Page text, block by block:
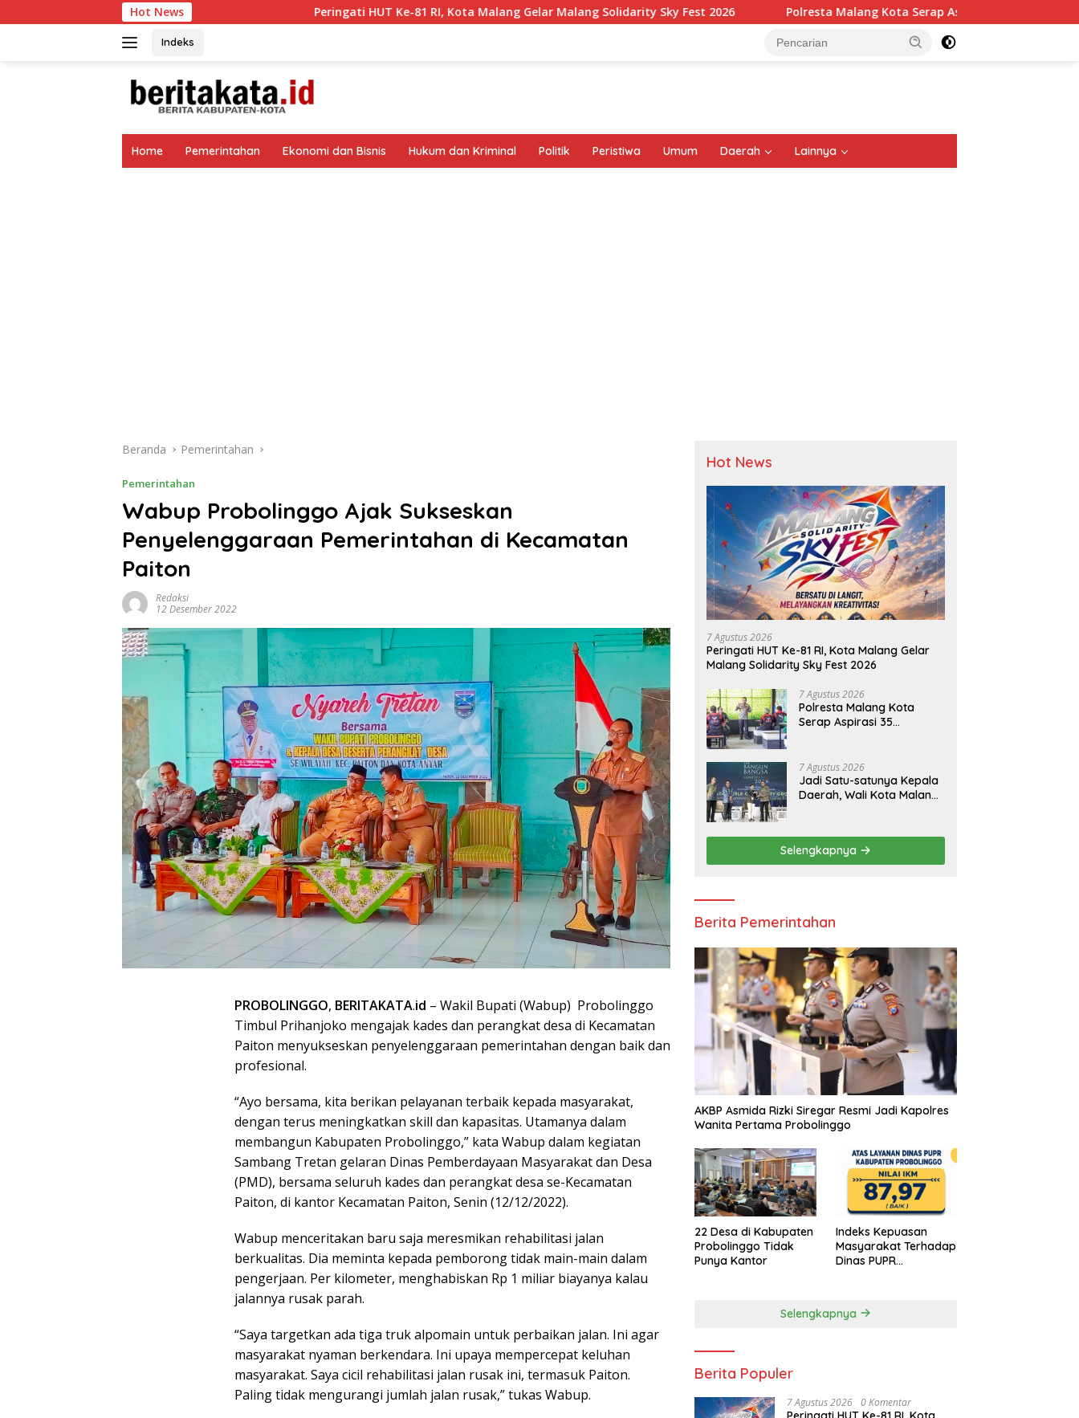
ke
Hot NewsPeringati HUT Ke-81 RI, Kota Malang Gelar Malang Solidarity Sky Fest 2026 Polresta Malang Kota Serap Aspirasi 35 Komunitas Ojol: Bahas Lalu Lintas,
Indeks
Home Pemerintahan Ekonomi dan Bisnis Hukum dan Kriminal Politik Peristiwa Umum Daerah Lainnya
Beranda Pemerintahan
Pemerintahan
Wabup Probolinggo Ajak Sukseskan
Penyelenggaraan Pemerintahan di Kecamatan
Paiton
Redaksi
12 Desember 2022
PROBOLINGGO, BERITAKATA.id – Wakil Bupati (Wabup) Probolinggo
Timbul Prihanjoko mengajak kades dan perangkat desa di Kecamatan
Paiton menyukseskan penyelenggaraan pemerintahan dengan baik dan
profesional.
“Ayo bersama, kita berikan pelayanan terbaik kepada masyarakat,
dengan terus meningkatkan skill dan kapasitas. Utamanya dalam
membangun Kabupaten Probolinggo,” kata Wabup dalam kegiatan
Sambang Tretan gelaran Dinas Pemberdayaan Masyarakat dan Desa
(PMD), bersama seluruh kades dan perangkat desa se-Kecamatan
Paiton, di kantor Kecamatan Paiton, Senin (12/12/2022).
Wabup menceritakan baru saja meresmikan rehabilitasi jalan
berkualitas. Dia meminta kepada pemborong tidak main-main dalam
pengerjaan. Per kilometer, menghabiskan Rp 1 miliar biayanya kalau
jalannya rusak parah.
“Saya targetkan ada tiga truk alpomain untuk perbaikan jalan. Ini agar
masyarakat nyaman berkendara. Ini upaya mempercepat keluhan
masyarakat. Saya cicil rehabilitasi jalan rusak ini, termasuk Paiton.
Paling tidak mengurangi jumlah jalan rusak,” tukas Wabup.
Hot News
7 Agustus 2026
Peringati HUT Ke-81 RI, Kota Malang Gelar
Malang Solidarity Sky Fest 2026
7 Agustus 2026
Polresta Malang Kota
Serap Aspirasi 35
hingga SPKLU Gratis
7 Agustus 2026
Jadi Satu-satunya Kepala
Daerah, Wali Kota Malang
Jakarta
Selengkapnya
Berita Pemerintahan
AKBP Asmida Rizki Siregar Resmi Jadi Kapolres
Wanita Pertama Probolinggo
22 Desa di Kabupaten
Probolinggo Tidak
Punya Kantor
Indeks Kepuasan
Masyarakat Terhadap
Dinas PUPR
Selengkapnya
Berita Populer
7 Agustus 2026 0 Komentar